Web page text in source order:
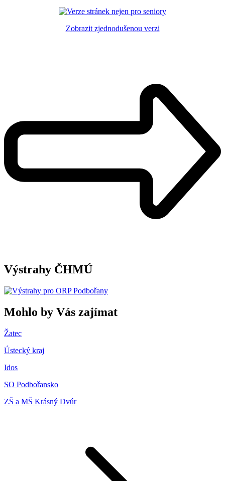
Zobrazit zjednodušenou verzi
Výstrahy ČHMÚ
Mohlo by Vás zajímat
Žatec
Ústecký kraj
Idos
SO Podbořansko
ZŠ a MŠ Krásný Dvúr